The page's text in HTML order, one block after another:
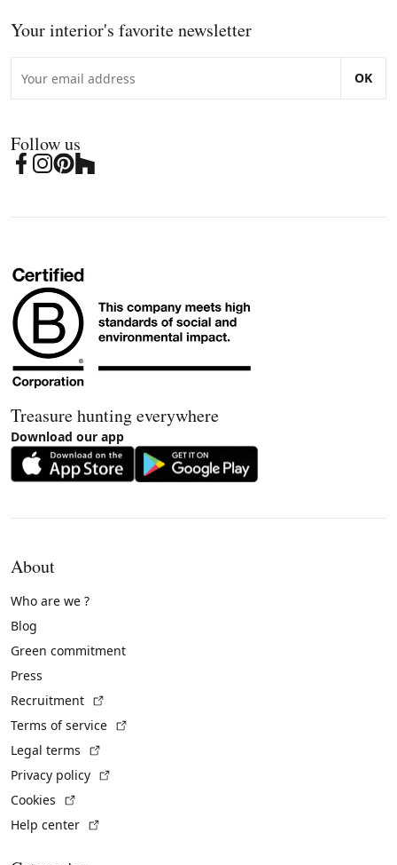
Your interior's favorite newsletter
OK
Follow us
Treasure hunting everywhere
Download our app
About
Who are we ?
Blog
Green commitment
Press
Recruitment
Terms of service
Legal terms
Privacy policy
Cookies
Help center